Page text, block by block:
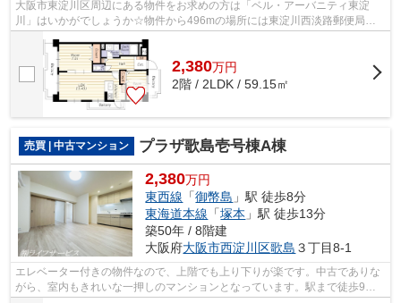
大阪市東淀川区周辺にある物件をお求めの方は「ベル・アーバニティ東淀
川」はいかがでしょうか☆物件から496mの場所には東淀川西淡路郵便局が
2,380万円
2階 / 2LDK / 59.15㎡
売買 | 中古マンション プラザ歌島壱号棟A棟
2,380万円
東西線 「御幣島 」駅 徒歩8分
東海道本線 「塚本 」駅 徒歩13分
築50年 / 8階建
大阪府大阪市西淀川区歌島 ３丁目8-1
エレベーター付きの物件なので、上階でも上り下りが楽です。中古でありな
がら、室内もきれいな一押しのマンションとなっています。駅まで徒歩9分